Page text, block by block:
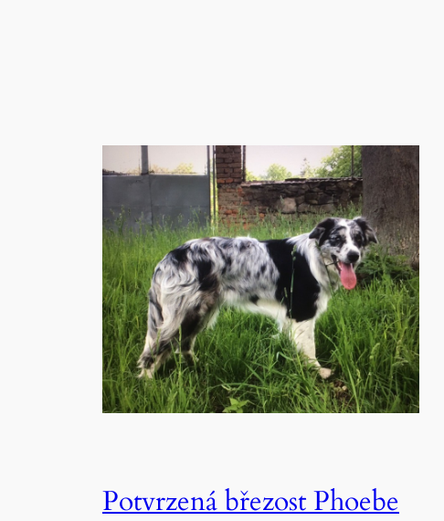
Potvrzená březost Phoebe